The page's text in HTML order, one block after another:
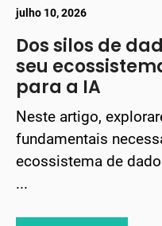
julho 10, 2026
Dos silos de
seu
para a IA
Neste artigo,
fundamentais
ecossistema de
...